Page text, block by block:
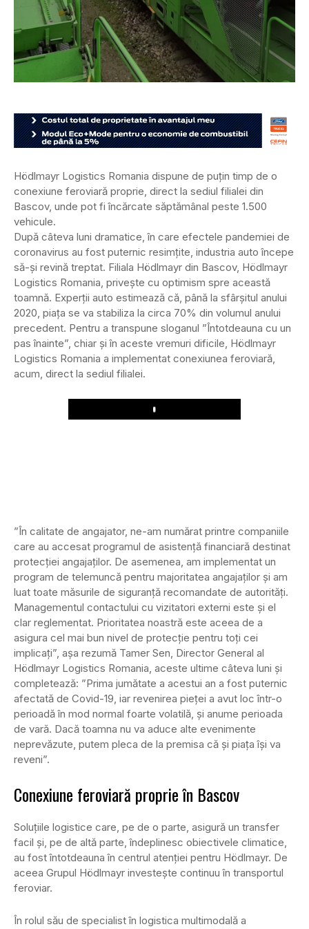
Hödlmayr Logistics Romania dispune de puțin timp de o
conexiune feroviară proprie, direct la sediul filialei din
Bascov, unde pot fi încărcate săptămânal peste 1.500
vehicule.
După câteva luni dramatice, în care efectele pandemiei de
coronavirus au fost puternic resimțite, industria auto începe
să-și revină treptat. Filiala Hödlmayr din Bascov, Hödlmayr
Logistics Romania, privește cu optimism spre această
toamnă. Experții auto estimează că, până la sfârșitul anului
2020, piața se va stabiliza la circa 70% din volumul anului
precedent. Pentru a transpune sloganul ”Întotdeauna cu un
pas înainte”, chiar și în aceste vremuri dificile, Hödlmayr
Logistics Romania a implementat conexiunea feroviară,
acum, direct la sediul filialei.
Play
”În calitate de angajator, ne-am numărat printre companiile
care au accesat programul de asistență financiară destinat
protecției angajaților. De asemenea, am implementat un
program de telemuncă pentru majoritatea angajaților și am
luat toate măsurile de siguranță recomandate de autorități.
Managementul contactului cu vizitatori externi este și el
clar reglementat. Prioritatea noastră este aceea de a
asigura cel mai bun nivel de protecție pentru toți cei
implicați”, așa rezumă Tamer Sen, Director General al
Hödlmayr Logistics Romania, aceste ultime câteva luni și
completează: ”Prima jumătate a acestui an a fost puternic
afectată de Covid-19, iar revenirea pieței a avut loc într-o
perioadă în mod normal foarte volatilă, și anume perioada
de vară. Dacă toamna nu va aduce alte evenimente
neprevăzute, putem pleca de la premisa că și piața își va
reveni”.
Conexiune feroviară proprie în Bascov
Soluțiile logistice care, pe de o parte, asigură un transfer
facil și, pe de altă parte, îndeplinesc obiectivele climatice,
au fost întotdeauna în centrul atenției pentru Hödlmayr. De
aceea Grupul Hödlmayr investește continuu în transportul
feroviar.
În rolul său de specialist în logistica multimodală a